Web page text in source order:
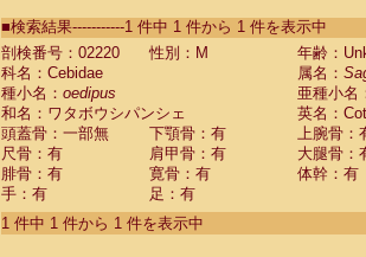
CebidaeSaguinus labiatus(0)
Cebidae Saguinus leucopus (0)
Cebidae
Cebidae
CebidaeSaguinus nigricollis (0)
Cebidae Saguinus oedipus
Cebidae Saguinus weddelli
Cebidae Saguinusspp.
Cebidae Aotus trivirgatus
Cebidae Cebus albifrons
■検索結果-----------1 件中 1 件から 1 件を表示中
剖検番号：02220
性別：M
年齢：
科名：Cebidae
属名：
種小名： oedipus
亜種小名
和名：ワタボウシパンシェ
英名：
頭蓋骨：一部無
下顎骨：有
上腕骨：
尺骨：有
肩甲骨：有
大腿骨：
腓骨：有
寛骨：有
体幹：有
手：有
足：有
1 件中 1 件から 1 件を表示中